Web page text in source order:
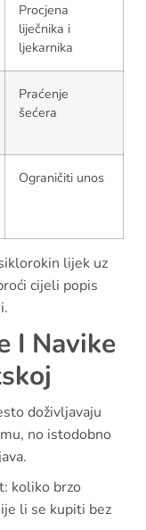
Procjena
liječnika i
ljekarnika
Praćenje
šećera
Ograničiti unos
lijek uz
cijeli popis
I Navike
doživljavaju
no istodobno
koliko brzo
li se kupiti bez